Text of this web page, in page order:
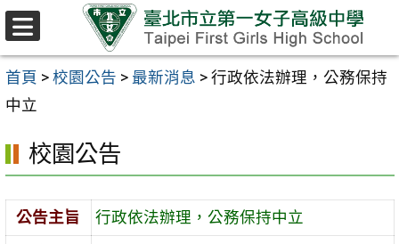
跳至主要內容區
首頁 > 校園公告 > 最新消息 > 行政依法辦理，公務保持
中立
校園公告
公告主旨
行政依法辦理，公務保持中立
選
單